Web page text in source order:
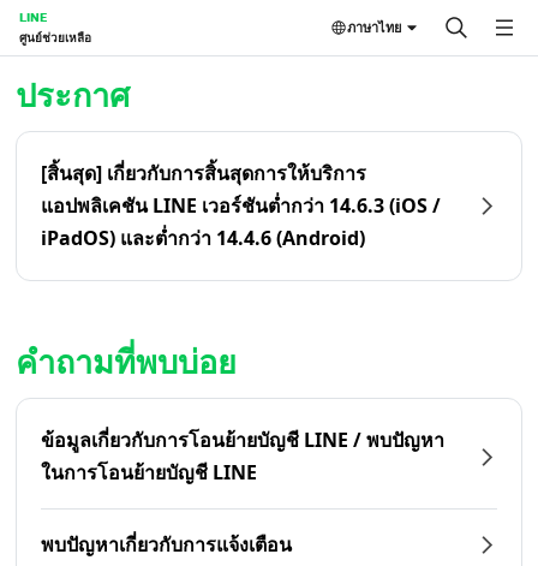
LINE
ศูนย์ช่วยเหลือ
ภาษาไทย
ประกาศ
[สิ้นสุด] เกี่ยวกับการสิ้นสุดการให้บริการ
แอปพลิเคชัน LINE เวอร์ชันต่ำกว่า 14.6.3 (iOS /
iPadOS) และต่ำกว่า 14.4.6 (Android)
คำถามที่พบบ่อย
ข้อมูลเกี่ยวกับการโอนย้ายบัญชี LINE / พบปัญหา
ในการโอนย้ายบัญชี LINE
พบปัญหาเกี่ยวกับการแจ้งเตือน